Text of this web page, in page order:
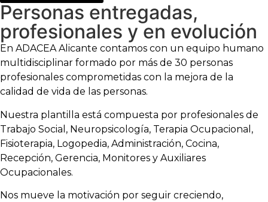
Personas entregadas,
profesionales y en evolución
En ADACEA Alicante contamos con un equipo humano
multidisciplinar formado por más de 30 personas
profesionales comprometidas con la mejora de la
calidad de vida de las personas.
Nuestra plantilla está compuesta por profesionales de
Trabajo Social, Neuropsicología, Terapia Ocupacional,
Fisioterapia, Logopedia, Administración, Cocina,
Recepción, Gerencia, Monitores y Auxiliares
Ocupacionales.
Nos mueve la motivación por seguir creciendo,